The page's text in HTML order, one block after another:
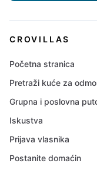
CROVILLAS
Početna stranica
Pretraži kuće za
Grupna i poslovna
Iskustva
Prijava vlasnika
Postanite domaćin